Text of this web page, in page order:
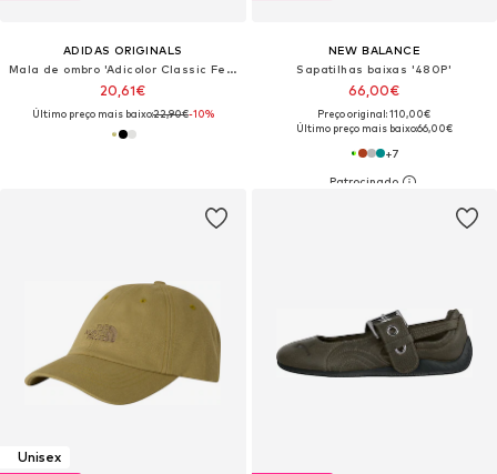
ADIDAS ORIGINALS
Mala de ombro 'Adicolor Classic Festival'
20,61€
Último preço mais baixo:22,90€-10%
NEW BALANCE
Sapatilhas baixas '480P'
66,00€
Preço original: 110,00€
Último preço mais baixo:66,00€
+7
Unisex